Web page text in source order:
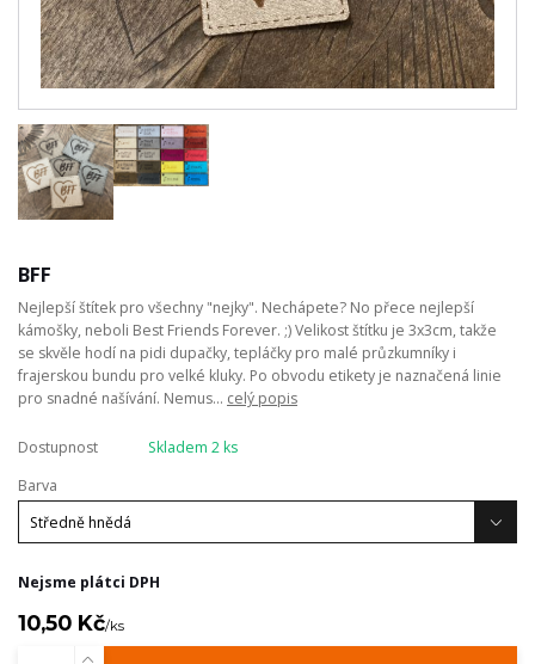
BFF
Nejlepší štítek pro všechny "nejky". Nechápete? No přece nejlepší
kámošky, neboli Best Friends Forever. ;) Velikost štítku je 3x3cm, takže
se skvěle hodí na pidi dupačky, tepláčky pro malé průzkumníky i
frajerskou bundu pro velké kluky. Po obvodu etikety je naznačená linie
pro snadné našívání. Nemus... celý popis
Dostupnost
Skladem 2 ks
Barva
Nejsme plátci DPH
10,50 Kč/ks